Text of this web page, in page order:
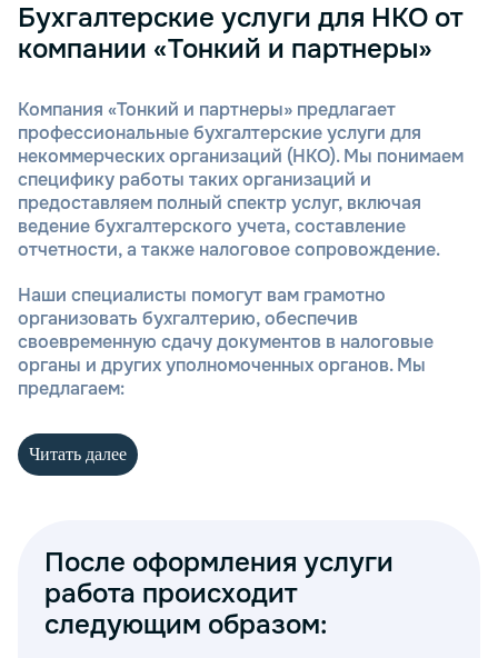
Бухгалтерские услуги для НКО от
компании «Тонкий и партнеры»
Компания «Тонкий и партнеры» предлагает
профессиональные бухгалтерские услуги для
некоммерческих организаций (НКО). Мы понимаем
специфику работы таких организаций и
предоставляем полный спектр услуг, включая
ведение бухгалтерского учета, составление
отчетности, а также налоговое сопровождение.
Наши специалисты помогут вам грамотно
организовать бухгалтерию, обеспечив
своевременную сдачу документов в налоговые
органы и других уполномоченных органов. Мы
предлагаем:
Регистрацию НКО и оформление юридических
документов
Ведение бухгалтерского учета в соответствии с
органы
Аудит финансовых операций и отчетов
Консультации по вопросам налогообложения и
налогового учета
Обслуживание расчетных счетов НКО и помощь
Читать далее
После оформления услуги
работа происходит
следующим образом: